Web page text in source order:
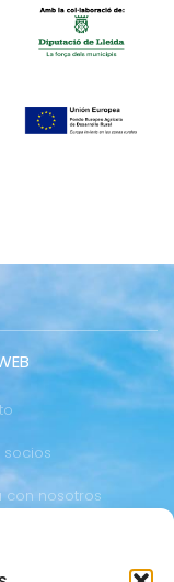
socios
con nosotros